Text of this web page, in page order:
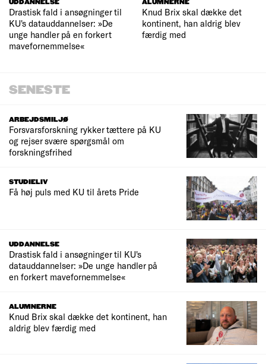
UDDANNELSE
Drastisk fald i ansøgninger til
KU's datauddannelser: »De
unge handler på en forkert
mavefornemmelse«
ALUMNERNE
Knud Brix skal dække det
kontinent, han aldrig blev
færdig med
SENESTE
ARBEJDSMILJØ
Forsvarsforskning rykker tættere på KU
og rejser svære spørgsmål om
forskningsfrihed
STUDIELIV
Få høj puls med KU til årets Pride
UDDANNELSE
Drastisk fald i ansøgninger til KU's
datauddannelser: »De unge handler på
en forkert mavefornemmelse«
ALUMNERNE
Knud Brix skal dække det kontinent, han
aldrig blev færdig med